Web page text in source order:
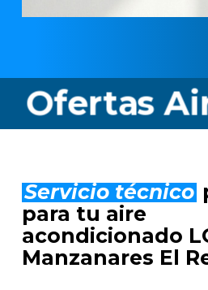
Aire
Servicio técnico
para tu aire
acondicionado
Manzanares El